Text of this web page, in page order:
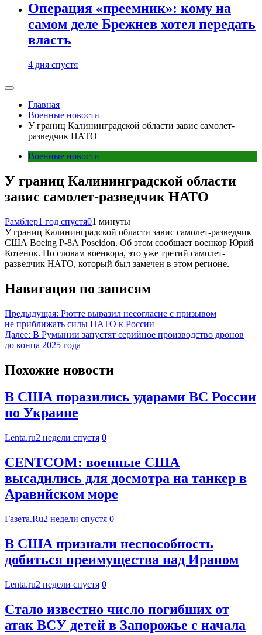
Операция «преемник»: кому на
самом деле Брежнев хотел передать
власть
4 дня спустя
Главная
Военные новости
У границ Калининградской области завис самолет-
разведчик НАТО
Военные новости
У границ Калининградской области
завис самолет-разведчик НАТО
Рамблер1 год спустя01 минуты
У границ Калининградской области завис самолет-разведчик
США Boeing P-8A Poseidon. Об этом сообщает военкор Юрий
Котенок. По словам военкора, это уже третий самолет-
разведчик НАТО, который был замечен в этом регионе.
Навигация по записям
Предыдущая: Рютте выразил несогласие с призывом
не приближать силы НАТО к России
Далее: В Румынии запустят серийное производство дронов
до конца 2025 года
Похожие новости
В США поразились ударами ВС России
по Украине
Lenta.ru2 недели спустя 0
CENTCOM: военные США
высадились для досмотра на танкер в
Аравийском море
Газета.Ru2 недели спустя 0
В США признали неспособность
добиться преимущества над Ираном
Lenta.ru2 недели спустя 0
Стало известно число погибших от
атак ВСУ детей в Запорожье с начала